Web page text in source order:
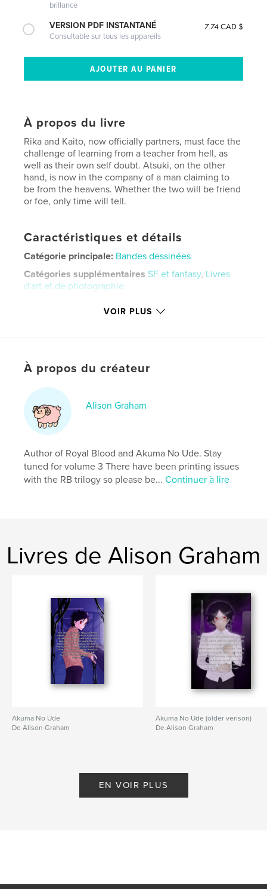
brillance
VERSION PDF INSTANTANÉ
Consultable sur tous les appareils
7.74 CAD $
À propos du livre
Rika and Kaito, now officially partners, must face the
challenge of learning from a teacher from hell, as
well as their own self doubt. Atsuki, on the other
hand, is now in the company of a man claiming to
be from the heavens. Whether the two will be friend
or foe, only time will tell.
Caractéristiques et détails
Catégorie principale: Bandes dessinées
Catégories supplémentaires SF et fantasy, Livres
d'art et de photographie
Date de publication:mars 24, 2026
Mots-clés
Action ,
VOIR PLUS
À propos du créateur
Alison Graham
Author of Royal Blood and Akuma No Ude. Stay
tuned for volume 3 There have been printing issues
with the RB trilogy so please be...Continuer à lire
Livres de Alison Graham
Akuma No Ude
De Alison Graham
Akuma No Ude (older verison)
De Alison Graham
EN VOIR PLUS